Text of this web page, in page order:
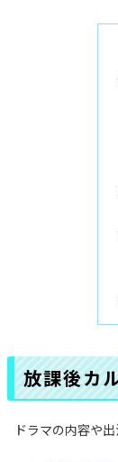
放課後カ
ドラマの内容や